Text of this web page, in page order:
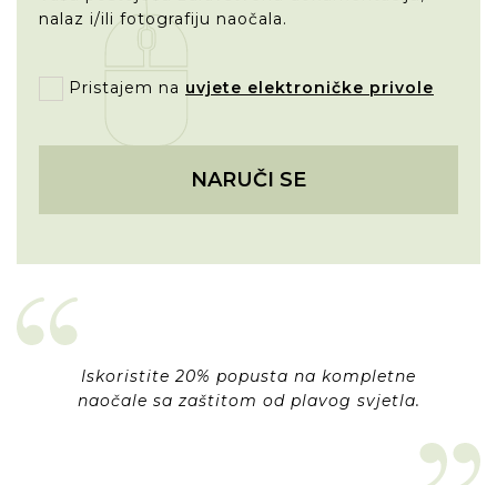
nalaz i/ili fotografiju naočala.
Pristajem na uvjete elektroničke privole
NARUČI SE
Iskoristite 20% popusta na kompletne
naočale sa zaštitom od plavog svjetla.